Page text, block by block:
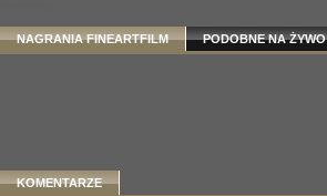
NAGRANIA FINEARTFILM PODOBNE NA ŻYWO
KOMENTARZE